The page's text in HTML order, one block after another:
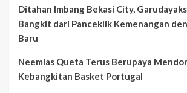
Ditahan Imbang Bekasi City,
Bangkit dari Panceklik Kemenangan
Baru
Neemias Queta Terus Berupaya
Kebangkitan Basket Portugal